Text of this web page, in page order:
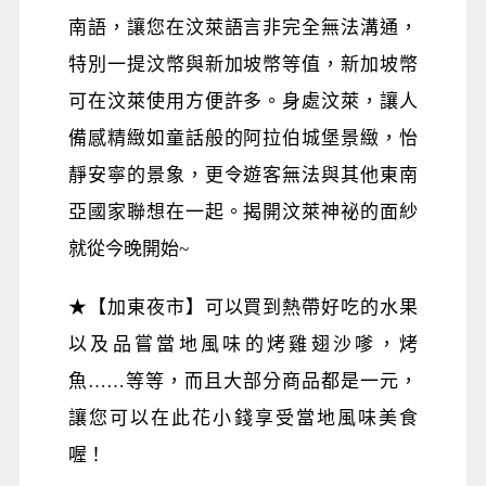
南語，讓您在汶萊語言非完全無法溝通，
特別一提汶幣與新加坡幣等值，新加坡幣
可在汶萊使用方便許多。身處汶萊，讓人
備感精緻如童話般的阿拉伯城堡景緻，怡
靜安寧的景象，更令遊客無法與其他東南
亞國家聯想在一起。揭開汶萊神祕的面紗
就從今晚開始~
★【加東夜市】可以買到熱帶好吃的水果
以及品嘗當地風味的烤雞翅沙嗲，烤
魚……等等，而且大部分商品都是一元，
讓您可以在此花小錢享受當地風味美食
喔！